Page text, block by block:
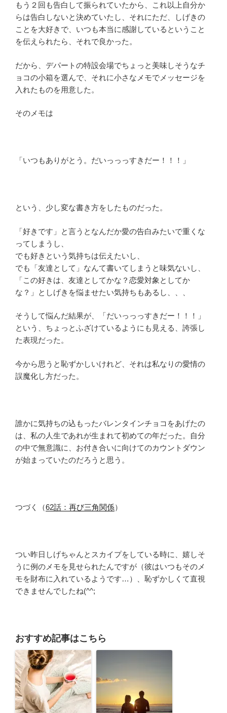
もう２回も告白して振られていたから、これ以上自分か
らは告白しないと決めていたし、それにただ、しげきの
ことを大好きで、いつも本当に感謝しているということ
を伝えられたら、それで良かった。
だから、デパートの特設会場でちょっと美味しそうなチ
ョコの小箱を選んで、それに小さなメモでメッセージを
入れたものを用意した。
そのメモは
「いつもありがとう。だいっっっすきだー！！！」
という、少し変な書き方をしたものだった。
「好きです」と言うとなんだか愛の告白みたいで重くな
ってしまうし、
でも好きという気持ちは伝えたいし、
でも「友達として」なんて書いてしまうと味気ないし、
「この好きは、友達としてかな？恋愛対象としてか
な？」としげきを悩ませたい気持ちもあるし、、、
そうして悩んだ結果が、「だいっっっすきだー！！！」
という、ちょっとふざけているようにも見える、誇張し
た表現だった。
今から思うと恥ずかしいけれど、それは私なりの愛情の
誤魔化し方だった。
誰かに気持ちの込もったバレンタインチョコをあげたの
は、私の人生であれが生まれて初めての年だった。自分
の中で無意識に、お付き合いに向けてのカウントダウン
が始まっていたのだろうと思う。
つづく（62話：再び三角関係）
つい昨日しげちゃんとスカイプをしている時に、嬉しそ
うに例のメモを見せられたんですが（彼はいつもそのメ
モを財布に入れているようです…）、恥ずかしくて直視
できませんでしたね(^^;
おすすめ記事はこちら